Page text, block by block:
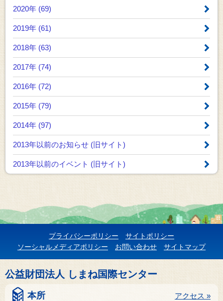
2020年 (69)
2019年 (61)
2018年 (63)
2017年 (74)
2016年 (72)
2015年 (79)
2014年 (97)
2013年以前のお知らせ (旧サイト)
2013年以前のイベント (旧サイト)
プライバシーポリシー
サイトポリシー
ソーシャルメディアポリシー
お問い合わせ サイトマップ
公益財団法人 しまね国際センター
本所 アクセス »